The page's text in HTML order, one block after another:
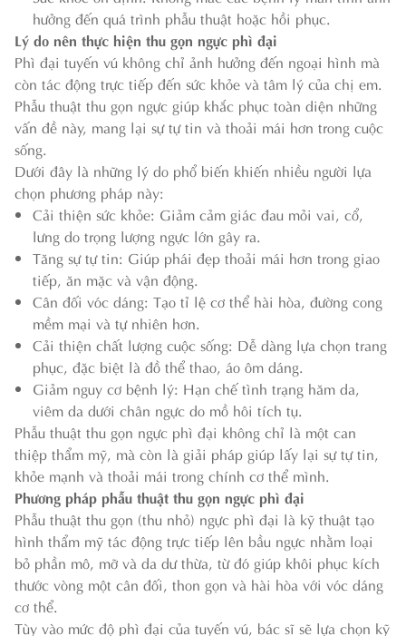
hưởng đến quá trình phẫu thuật hoặc hồi phục.
Lý do nên thực hiện thu gọn ngực phì đại
Phì đại tuyến vú không chỉ ảnh hưởng đến ngoại hình mà
còn tác động trực tiếp đến sức khỏe và tâm lý của chị em.
Phẫu thuật thu gọn ngực giúp khắc phục toàn diện những
vấn đề này, mang lại sự tự tin và thoải mái hơn trong cuộc
sống.
Dưới đây là những lý do phổ biến khiến nhiều người lựa
chọn phương pháp này:
Cải thiện sức khỏe: Giảm cảm giác đau mỏi vai, cổ,
lưng do trọng lượng ngực lớn gây ra.
Tăng sự tự tin: Giúp phái đẹp thoải mái hơn trong giao
tiếp, ăn mặc và vận động.
Cân đối vóc dáng: Tạo tỉ lệ cơ thể hài hòa, đường cong
mềm mại và tự nhiên hơn.
Cải thiện chất lượng cuộc sống: Dễ dàng lựa chọn trang
phục, đặc biệt là đồ thể thao, áo ôm dáng.
Giảm nguy cơ bệnh lý: Hạn chế tình trạng hăm da,
viêm da dưới chân ngực do mồ hôi tích tụ.
Phẫu thuật thu gọn ngực phì đại không chỉ là một can
thiệp thẩm mỹ, mà còn là giải pháp giúp lấy lại sự tự tin,
khỏe mạnh và thoải mái trong chính cơ thể mình.
Phương pháp phẫu thuật thu gọn ngực phì đại
Phẫu thuật thu gọn (thu nhỏ) ngực phì đại là kỹ thuật tạo
hình thẩm mỹ tác động trực tiếp lên bầu ngực nhằm loại
bỏ phần mô, mỡ và da dư thừa, từ đó giúp khôi phục kích
thước vòng một cân đối, thon gọn và hài hòa với vóc dáng
cơ thể.
Tùy vào mức độ phì đại của tuyến vú, bác sĩ sẽ lựa chọn kỹ